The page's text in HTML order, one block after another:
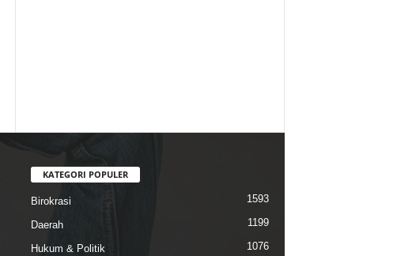
KATEGORI POPULER
Birokrasi 1593
Daerah 1199
Hukum & Politik 1076